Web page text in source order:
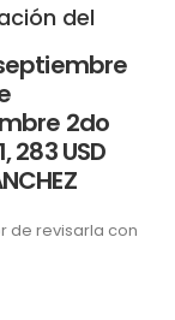
del
2do
283 USD
de revisarla con